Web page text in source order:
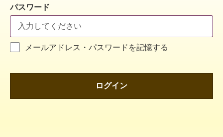
パスワード
メールアドレス・パスワードを記憶する
ログイン